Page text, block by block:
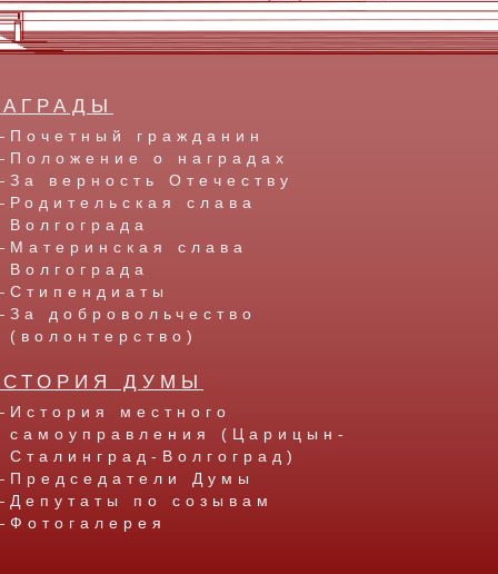
Почетный гражданин
Положение о наградах
За верность Отечеству
Родительская слава
Волгограда
Материнская слава
Волгограда
Стипендиаты
За добровольчество
(волонтерство)
ДУМЫ
История местного
самоуправления (Царицын-
Сталинград-Волгоград)
Председатели Думы
Депутаты по созывам
Фотогалерея